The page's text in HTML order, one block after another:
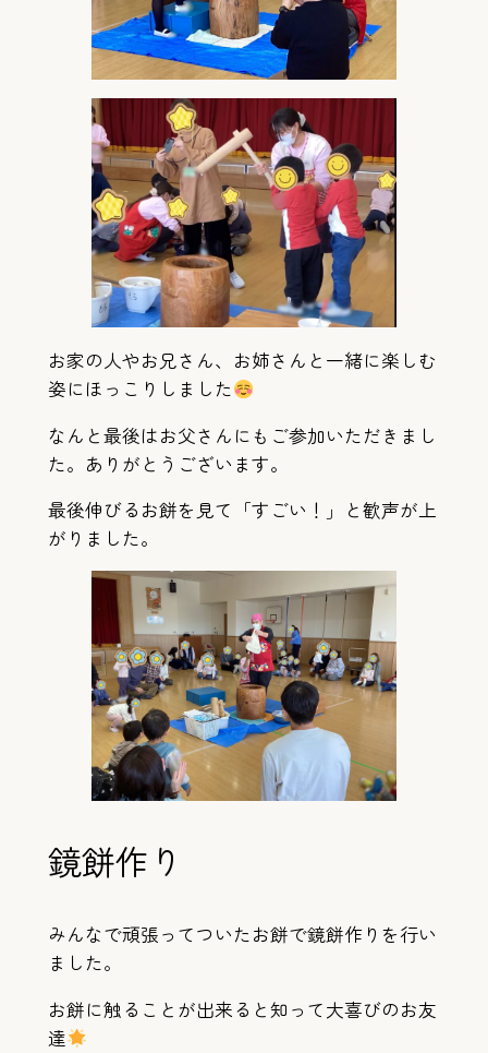
お家の人やお兄さん、お姉さんと一緒に楽しむ
姿にほっこりしました
なんと最後はお父さんにもご参加いただきまし
た。ありがとうございます。
最後伸びるお餅を見て「すごい！」と歓声が上
がりました。
鏡餅作り
みんなで頑張ってついたお餅で鏡餅作りを行い
ました。
お餅に触ることが出来ると知って大喜びのお友
達